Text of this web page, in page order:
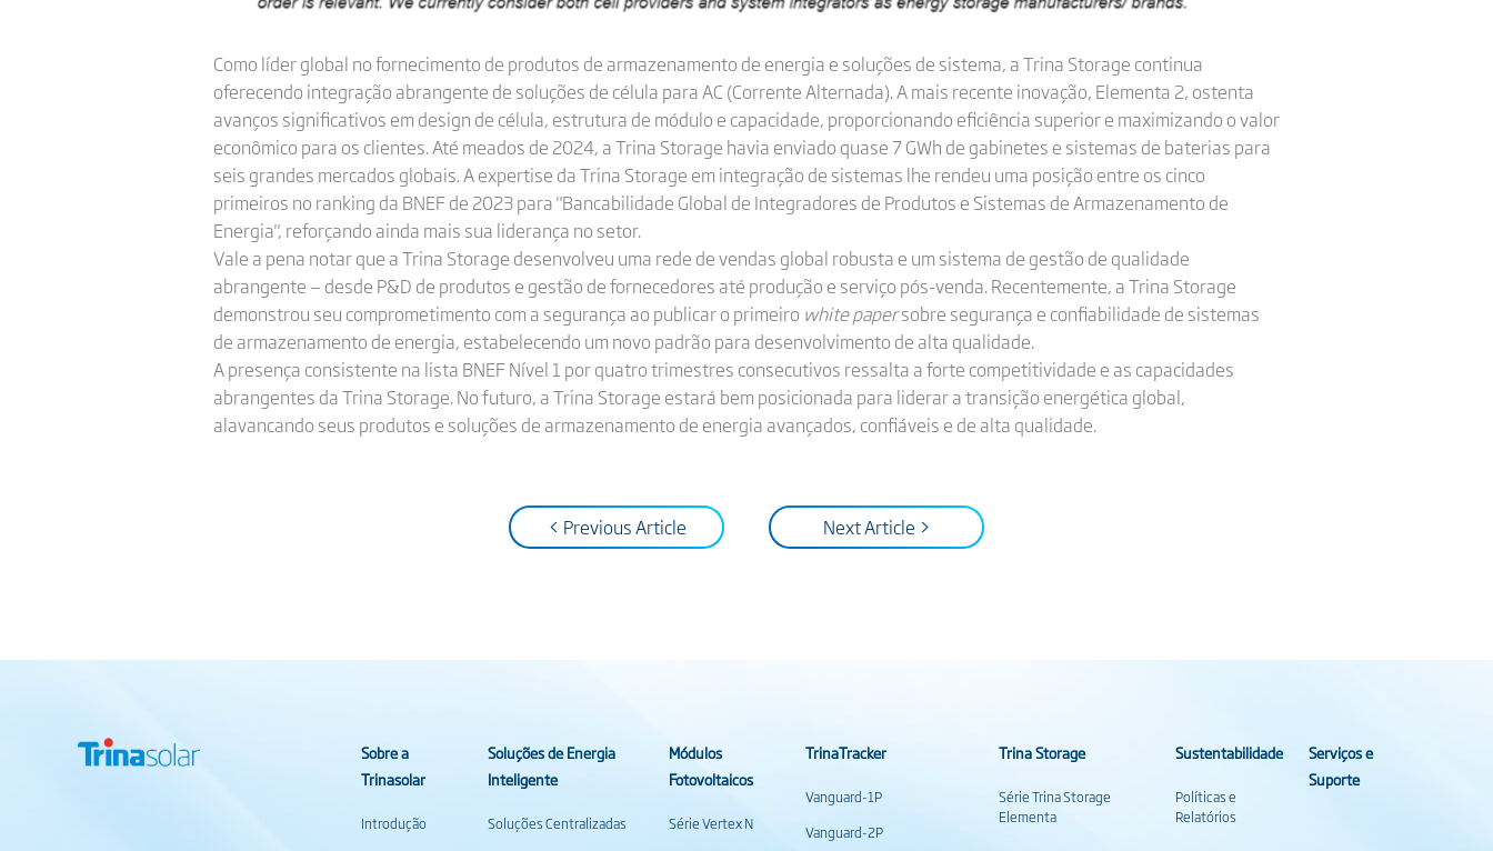
Como líder global no fornecimento de produtos de armazenamento de energia e soluções de sistema, a Trina Storage continua
oferecendo integração abrangente de soluções de célula para AC (Corrente Alternada). A mais recente inovação, Elementa 2, ostenta
avanços significativos em design de célula, estrutura de módulo e capacidade, proporcionando eficiência superior e maximizando o valor
econômico para os clientes. Até meados de 2024, a Trina Storage havia enviado quase 7 GWh de gabinetes e sistemas de baterias para
seis grandes mercados globais. A expertise da Trina Storage em integração de sistemas lhe rendeu uma posição entre os cinco
primeiros no ranking da BNEF de 2023 para "Bancabilidade Global de Integradores de Produtos e Sistemas de Armazenamento de
Energia", reforçando ainda mais sua liderança no setor.
Vale a pena notar que a Trina Storage desenvolveu uma rede de vendas global robusta e um sistema de gestão de qualidade
abrangente — desde P&D de produtos e gestão de fornecedores até produção e serviço pós-venda. Recentemente, a Trina Storage
demonstrou seu comprometimento com a segurança ao publicar o primeiro white papersobre segurança e confiabilidade de sistemas
de armazenamento de energia, estabelecendo um novo padrão para desenvolvimento de alta qualidade.
A presença consistente na lista BNEF Nível 1 por quatro trimestres consecutivos ressalta a forte competitividade e as capacidades
abrangentes da Trina Storage. No futuro, a Trina Storage estará bem posicionada para liderar a transição energética global,
alavancando seus produtos e soluções de armazenamento de energia avançados, confiáveis ​​e de alta qualidade.
< Previous Article Next Article >
Sobre a
Trinasolar
Introdução
Soluções de Energia
Inteligente
Soluções Centralizadas
Módulos
Fotovoltaicos
Série Vertex N
TrinaTracker
Vanguard-1P
Vanguard-2P
Trina Storage
Série Trina Storage
Elementa
Sustentabilidade
Políticas e
Relatórios
Serviços e
Suporte